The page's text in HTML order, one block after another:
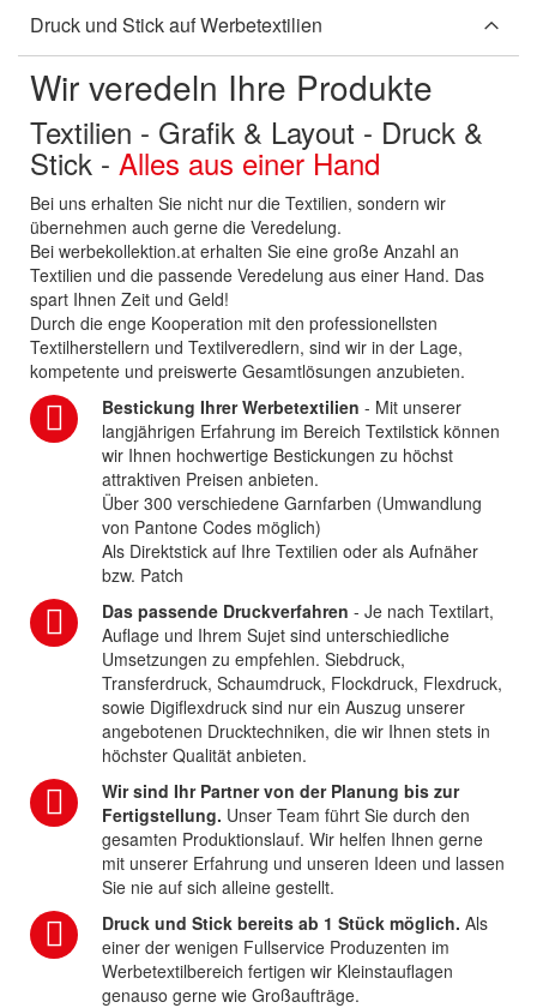
Druck und Stick auf Werbetextilien
Wir veredeln Ihre Produkte
Textilien - Grafik & Layout - Druck &
Stick - Alles aus einer Hand
Bei uns erhalten Sie nicht nur die Textilien, sondern wir
übernehmen auch gerne die Veredelung.
Bei werbekollektion.at erhalten Sie eine große Anzahl an
Textilien und die passende Veredelung aus einer Hand. Das
spart Ihnen Zeit und Geld!
Durch die enge Kooperation mit den professionellsten
Textilherstellern und Textilveredlern, sind wir in der Lage,
kompetente und preiswerte Gesamtlösungen anzubieten.
Bestickung Ihrer Werbetextilien - Mit unserer
langjährigen Erfahrung im Bereich Textilstick können
wir Ihnen hochwertige Bestickungen zu höchst
attraktiven Preisen anbieten.
Über 300 verschiedene Garnfarben (Umwandlung
von Pantone Codes möglich)
Als Direktstick auf Ihre Textilien oder als Aufnäher
bzw. Patch
Das passende Druckverfahren - Je nach Textilart,
Auflage und Ihrem Sujet sind unterschiedliche
Umsetzungen zu empfehlen. Siebdruck,
Transferdruck, Schaumdruck, Flockdruck, Flexdruck,
sowie Digiflexdruck sind nur ein Auszug unserer
angebotenen Drucktechniken, die wir Ihnen stets in
höchster Qualität anbieten.
Wir sind Ihr Partner von der Planung bis zur
Fertigstellung. Unser Team führt Sie durch den
gesamten Produktionslauf. Wir helfen Ihnen gerne
mit unserer Erfahrung und unseren Ideen und lassen
Sie nie auf sich alleine gestellt.
Druck und Stick bereits ab 1 Stück möglich. Als
einer der wenigen Fullservice Produzenten im
Werbetextilbereich fertigen wir Kleinstauflagen
genauso gerne wie Großaufträge.